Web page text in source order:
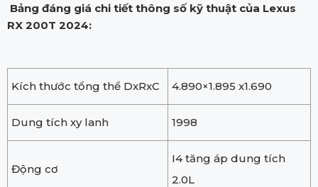
Bảng đáng giá chi tiết thông số kỹ thuật của Lexus
RX 200T 2024:
Kích thước tổng thể DxRxC 4.890×1.895 x1.690
Dung tích xy lanh 1998
Động cơ
I4 tăng áp dung tích
2.0L